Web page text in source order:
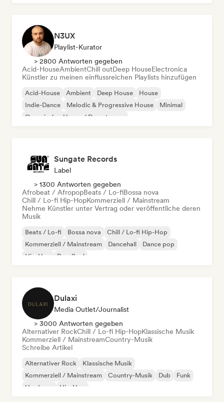
N3UX
Playlist-Kurator
> 2800 Antworten gegeben
Acid-HouseAmbientChill outDeep HouseElectronica
Künstler zu meinen einflussreichen Playlists hinzufügen
Acid-House Ambient Deep House
House
Indie-Dance
Melodic & Progressive House
Minimal
Organischer House / Downtempo
Sungate Records
Label
> 1300 Antworten gegeben
Afrobeat / AfropopBeats / Lo-fiBossa nova
Chill / Lo-fi Hip-HopKommerziell / Mainstream
Nehme Künstler unter Vertrag oder veröffentliche deren
Musik
Beats / Lo-fi Bossa nova
Chill / Lo-fi Hip-Hop
Kommerziell / Mainstream
Dancehall
Dance pop
Hip-Hop
Pop-Soul
Dulaxi
Media Outlet/Journalist
> 3000 Antworten gegeben
Alternativer RockChill / Lo-fi Hip-HopKlassische Musik
Kommerziell / MainstreamCountry-Musik
Schreibe Artikel
Alternativer Rock
Klassische Musik
Kommerziell / Mainstream
Country-Musik Dub
Funk
Hardcore
Hip-Hop